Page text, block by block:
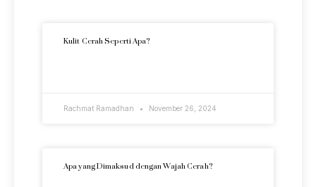
Kulit Cerah Seperti Apa?
Rachmat Ramadhan November 26, 2024
Apa yang Dimaksud dengan Wajah Cerah?